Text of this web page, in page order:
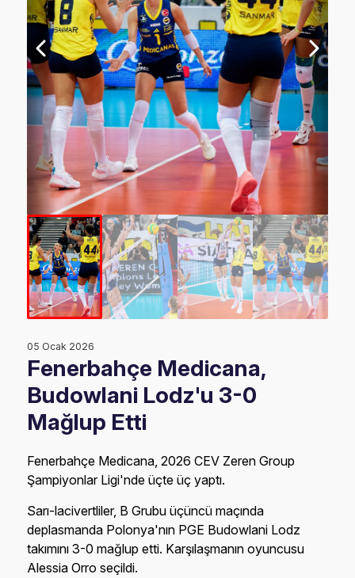
05 Ocak 2026
Fenerbahçe Medicana,
Budowlani Lodz'u 3-0
Mağlup Etti
Fenerbahçe Medicana, 2026 CEV Zeren Group
Şampiyonlar Ligi'nde üçte üç yaptı.
Sarı-lacivertliler, B Grubu üçüncü maçında
deplasmanda Polonya'nın PGE Budowlani Lodz
takımını 3-0 mağlup etti. Karşılaşmanın oyuncusu
Alessia Orro seçildi.